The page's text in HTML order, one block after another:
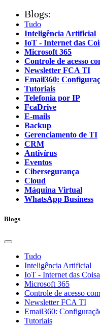
Blogs:
Tudo
Inteligência Artificial
IoT - Internet das
Microsoft 365
Controle de acesso
Newsletter FCA TI
Email360:
Tutoriais
Telefonia por IP
FcaDrive
E-mails
Backup
Gerenciamento de TI
CRM
Antivírus
Eventos
Cibersegurança
Cloud
Máquina Virtual
WhatsApp Business
Blogs
Tudo
Inteligência Artificial
IoT - Internet das
Microsoft 365
Controle de acesso
Newsletter FCA TI
Email360:
Tutoriais